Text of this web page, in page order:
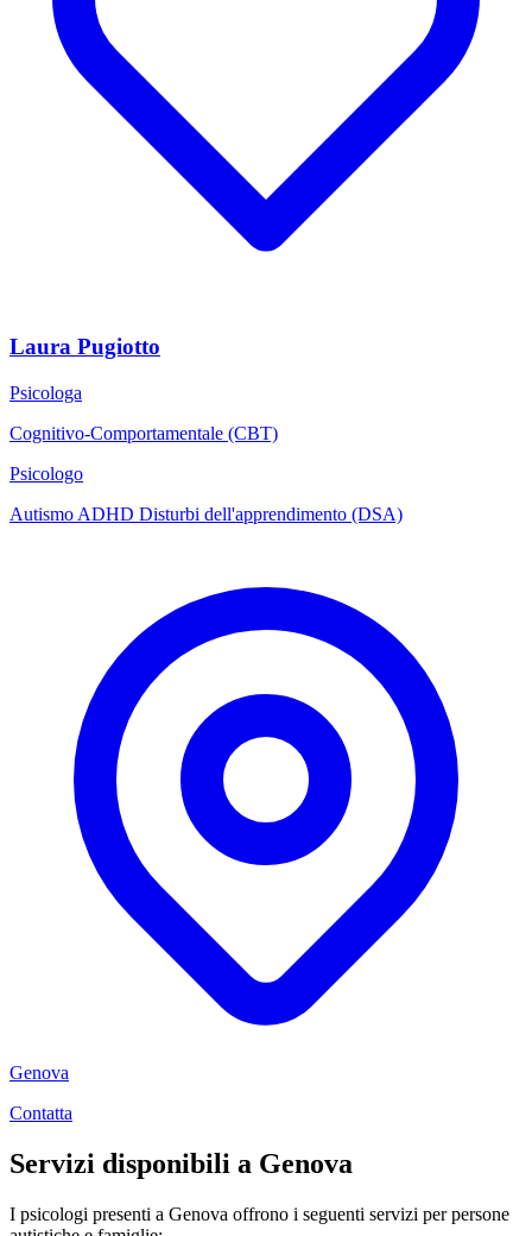
Laura Pugiotto
Psicologa
Cognitivo-Comportamentale (CBT)
Psicologo
Autismo ADHD Disturbi dell'apprendimento (DSA)
Genova
Contatta
Servizi disponibili a Genova
I psicologi presenti a Genova offrono i seguenti servizi per persone